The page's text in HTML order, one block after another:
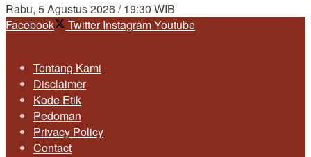
Rabu, 5 Agustus 2026 / 19:30 WIB
Facebook
Twitter InstagramYoutube
Tentang Kami
Disclaimer
Kode Etik
Pedoman
Privacy Policy
Contact